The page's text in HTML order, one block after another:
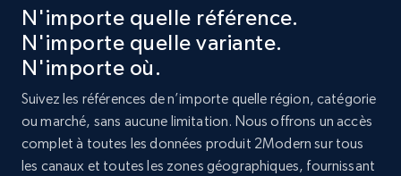
specified keywords
URL, Product id, Listing inventory id, Title, Rating,
Reviews count shop, Reviews count item, Initial
price, and more.
1.9K+ 323+ Commencer
N'importe quelle référence.
N'importe quelle variante.
N'importe où.
Suivez les références de n’importe quelle région, catégorie
ou marché, sans aucune limitation. Nous offrons un accès
complet à toutes les données produit 2Modern sur tous
les canaux et toutes les zones géographiques, fournissant